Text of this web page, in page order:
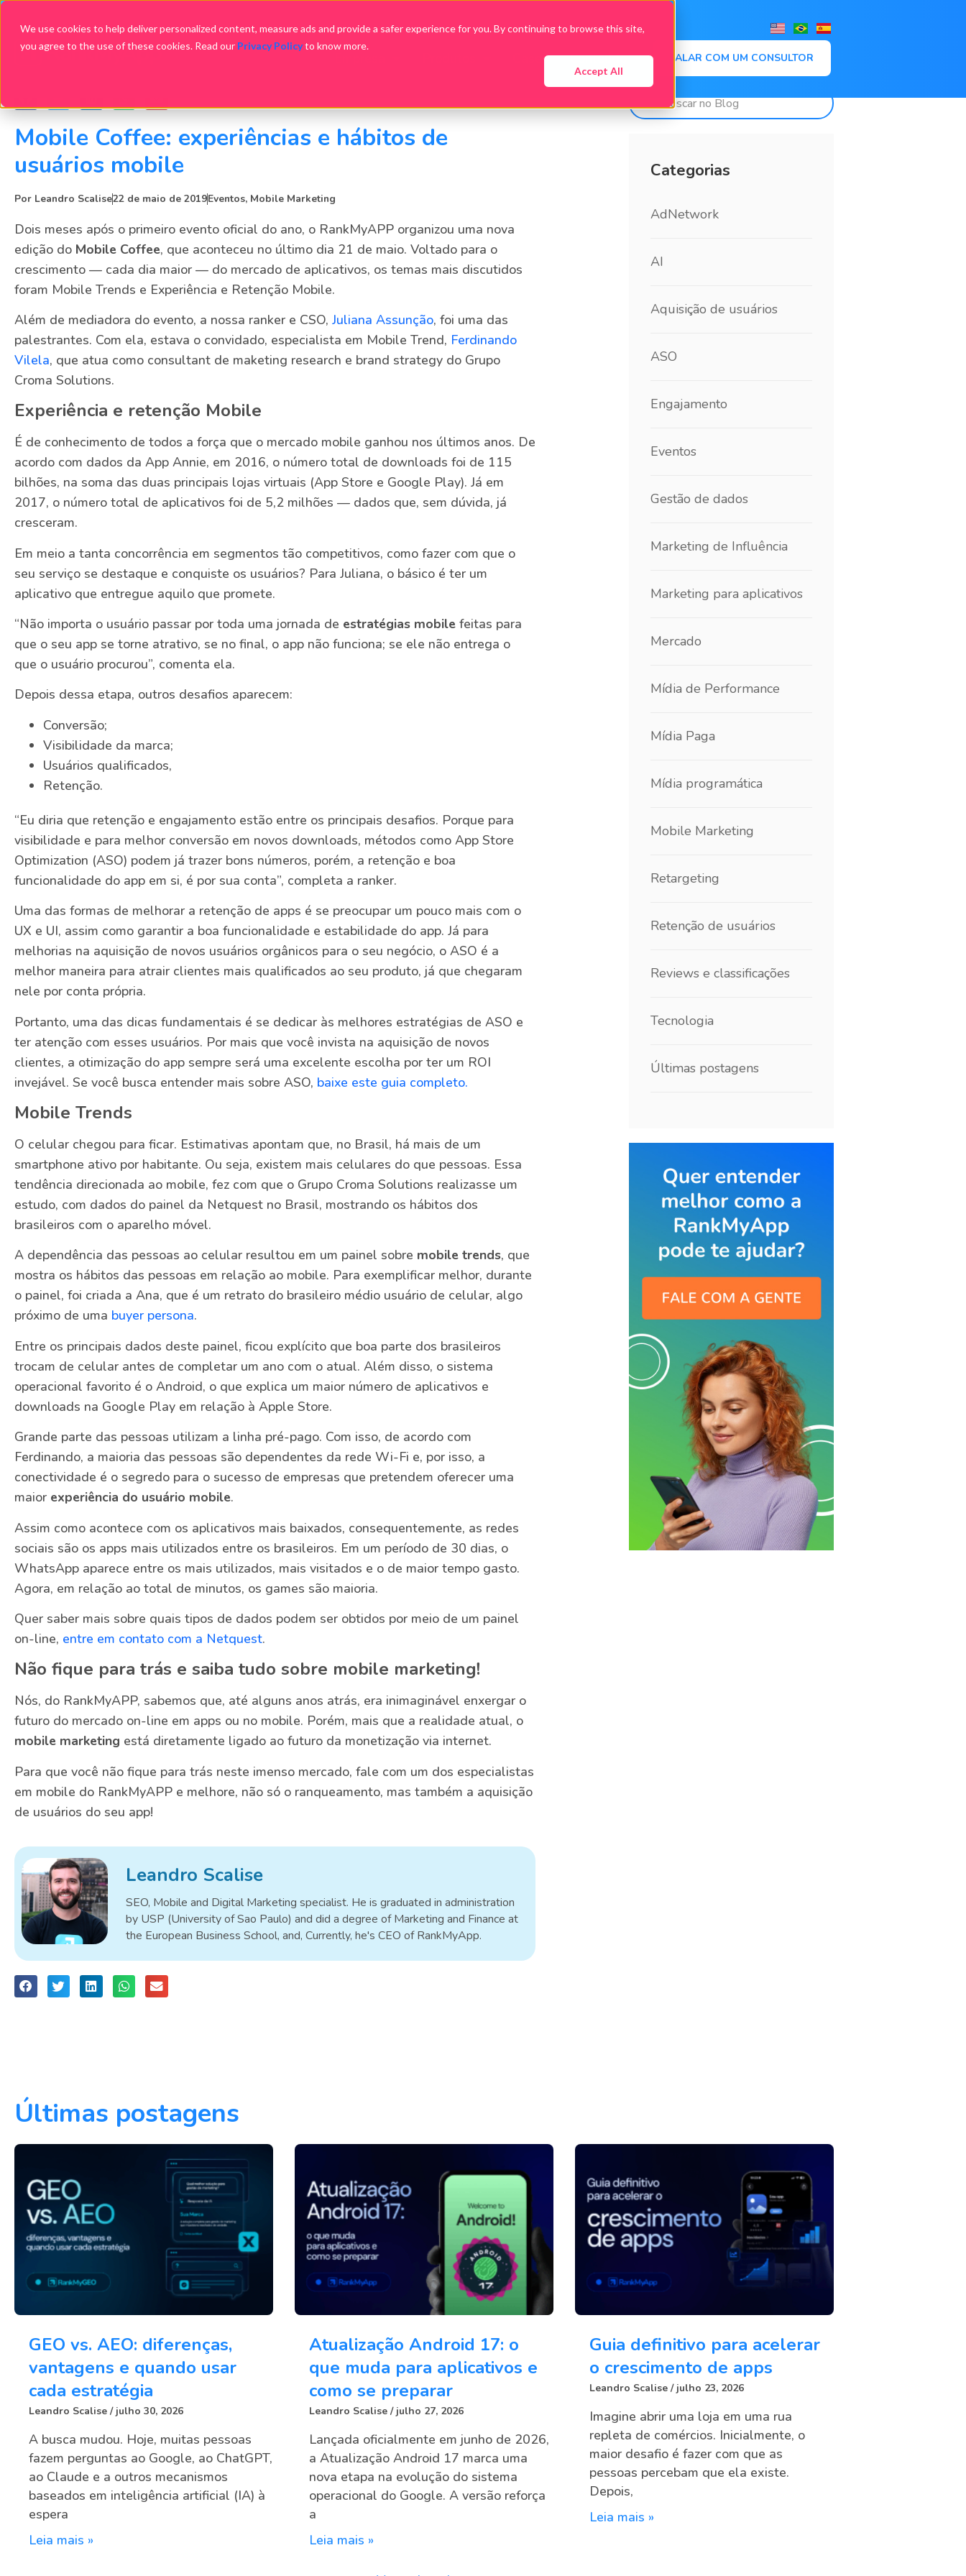
We use cookies to help deliver personalized content, measure ads and provide a safer experience for you. By continuing to browse this site,
you agree to the use of these cookies. Read our Privacy Policyto know more.
Accept All
Cases Conteúdo FALAR COM UM CONSULTOR
Mobile Coffee: experiências e hábitos de
usuários mobile
Por Leandro Scalise22 de maio de 2019Eventos, Mobile Marketing
Dois meses após o primeiro evento oficial do ano, o RankMyAPP organizou uma nova
edição do Mobile Coffee, que aconteceu no último dia 21 de maio. Voltado para o
crescimento — cada dia maior — do mercado de aplicativos, os temas mais discutidos
foram Mobile Trends e Experiência e Retenção Mobile.
Além de mediadora do evento, a nossa ranker e CSO, Juliana Assunção, foi uma das
palestrantes. Com ela, estava o convidado, especialista em Mobile Trend, Ferdinando
Vilela, que atua como consultant de maketing research e brand strategy do Grupo
Croma Solutions.
Experiência e retenção Mobile
É de conhecimento de todos a força que o mercado mobile ganhou nos últimos anos. De
acordo com dados da App Annie, em 2016, o número total de downloads foi de 115
bilhões, na soma das duas principais lojas virtuais (App Store e Google Play). Já em
2017, o número total de aplicativos foi de 5,2 milhões — dados que, sem dúvida, já
cresceram.
Em meio a tanta concorrência em segmentos tão competitivos, como fazer com que o
seu serviço se destaque e conquiste os usuários? Para Juliana, o básico é ter um
aplicativo que entregue aquilo que promete.
“Não importa o usuário passar por toda uma jornada de estratégias mobile feitas para
que o seu app se torne atrativo, se no final, o app não funciona; se ele não entrega o
que o usuário procurou”, comenta ela.
Depois dessa etapa, outros desafios aparecem:
Conversão;
Visibilidade da marca;
Usuários qualificados,
Retenção.
“Eu diria que retenção e engajamento estão entre os principais desafios. Porque para
visibilidade e para melhor conversão em novos downloads, métodos como App Store
Optimization (ASO) podem já trazer bons números, porém, a retenção e boa
funcionalidade do app em si, é por sua conta”, completa a ranker.
Uma das formas de melhorar a retenção de apps é se preocupar um pouco mais com o
UX e UI, assim como garantir a boa funcionalidade e estabilidade do app. Já para
melhorias na aquisição de novos usuários orgânicos para o seu negócio, o ASO é a
melhor maneira para atrair clientes mais qualificados ao seu produto, já que chegaram
nele por conta própria.
Portanto, uma das dicas fundamentais é se dedicar às melhores estratégias de ASO e
ter atenção com esses usuários. Por mais que você invista na aquisição de novos
clientes, a otimização do app sempre será uma excelente escolha por ter um ROI
invejável. Se você busca entender mais sobre ASO, baixe este guia completo.
Mobile Trends
O celular chegou para ficar. Estimativas apontam que, no Brasil, há mais de um
smartphone ativo por habitante. Ou seja, existem mais celulares do que pessoas. Essa
tendência direcionada ao mobile, fez com que o Grupo Croma Solutions realizasse um
estudo, com dados do painel da Netquest no Brasil, mostrando os hábitos dos
brasileiros com o aparelho móvel.
A dependência das pessoas ao celular resultou em um painel sobre mobile trends, que
mostra os hábitos das pessoas em relação ao mobile. Para exemplificar melhor, durante
o painel, foi criada a Ana, que é um retrato do brasileiro médio usuário de celular, algo
próximo de uma buyer persona.
Entre os principais dados deste painel, ficou explícito que boa parte dos brasileiros
trocam de celular antes de completar um ano com o atual. Além disso, o sistema
operacional favorito é o Android, o que explica um maior número de aplicativos e
downloads na Google Play em relação à Apple Store.
Grande parte das pessoas utilizam a linha pré-pago. Com isso, de acordo com
Ferdinando, a maioria das pessoas são dependentes da rede Wi-Fi e, por isso, a
conectividade é o segredo para o sucesso de empresas que pretendem oferecer uma
maior experiência do usuário mobile.
Assim como acontece com os aplicativos mais baixados, consequentemente, as redes
sociais são os apps mais utilizados entre os brasileiros. Em um período de 30 dias, o
WhatsApp aparece entre os mais utilizados, mais visitados e o de maior tempo gasto.
Agora, em relação ao total de minutos, os games são maioria.
Quer saber mais sobre quais tipos de dados podem ser obtidos por meio de um painel
on-line, entre em contato com a Netquest.
Não fique para trás e saiba tudo sobre mobile marketing!
Nós, do RankMyAPP, sabemos que, até alguns anos atrás, era inimaginável enxergar o
futuro do mercado on-line em apps ou no mobile. Porém, mais que a realidade atual, o
mobile marketing está diretamente ligado ao futuro da monetização via internet.
Para que você não fique para trás neste imenso mercado, fale com um dos especialistas
em mobile do RankMyAPP e melhore, não só o ranqueamento, mas também a aquisição
de usuários do seu app!
Leandro Scalise
SEO, Mobile and Digital Marketing specialist. He is graduated in administration
by USP (University of Sao Paulo) and did a degree of Marketing and Finance at
the European Business School, and, Currently, he's CEO of RankMyApp.
Categorias
AdNetwork
AI
Aquisição de usuários
ASO
Engajamento
Eventos
Gestão de dados
Marketing de Influência
Marketing para aplicativos
Mercado
Mídia de Performance
Mídia Paga
Mídia programática
Mobile Marketing
Retargeting
Retenção de usuários
Reviews e classificações
Tecnologia
Últimas postagens
Últimas postagens
GEO vs. AEO: diferenças,
vantagens e quando usar
cada estratégia
Leandro Scalise julho 30, 2026
A busca mudou. Hoje, muitas pessoas
fazem perguntas ao Google, ao ChatGPT,
ao Claude e a outros mecanismos
baseados em inteligência artificial (IA) à
espera
Leia mais »
Atualização Android 17: o
que muda para aplicativos e
como se preparar
Leandro Scalise julho 27, 2026
Lançada oficialmente em junho de 2026,
a Atualização Android 17 marca uma
nova etapa na evolução do sistema
operacional do Google. A versão reforça
a
Leia mais »
Guia definitivo para acelerar
o crescimento de apps
Leandro Scalise julho 23, 2026
Imagine abrir uma loja em uma rua
repleta de comércios. Inicialmente, o
maior desafio é fazer com que as
pessoas percebam que ela existe.
Depois,
Leia mais »